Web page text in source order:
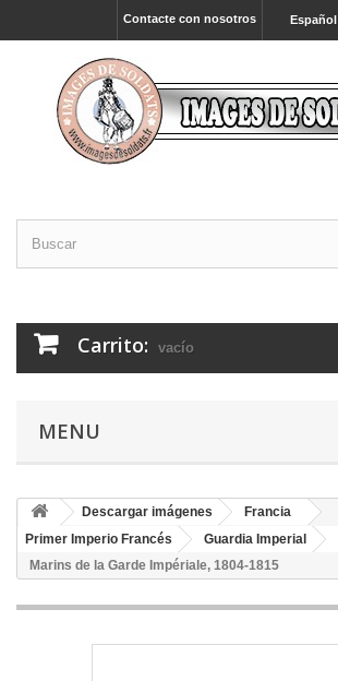
Español
Contacte con nosotros
Carrito: vacío
MENU
Descargar imágenes
Francia
Primer Imperio Francés
Guardia Imperial
Marins de la Garde Impériale, 1804-1815